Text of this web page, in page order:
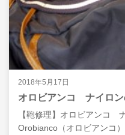
2018年5月17日
オロビアンコ ナイロン
【鞄修理】オロビアンコ
Orobianco（オロビアンコ